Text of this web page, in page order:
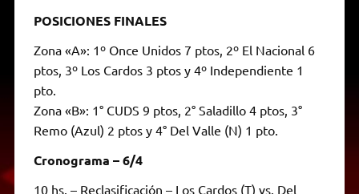
POSICIONES FINALES
Zona «A»: 1º Once Unidos 7 ptos, 2º El Nacional 6
ptos, 3º Los Cardos 3 ptos y 4º Independiente 1
pto.
Zona «B»: 1° CUDS 9 ptos, 2° Saladillo 4 ptos, 3°
Remo (Azul) 2 ptos y 4° Del Valle (N) 1 pto.
Cronograma – 6/4
10 hs. – Reclasificación – Los Cardos (T) vs. Del